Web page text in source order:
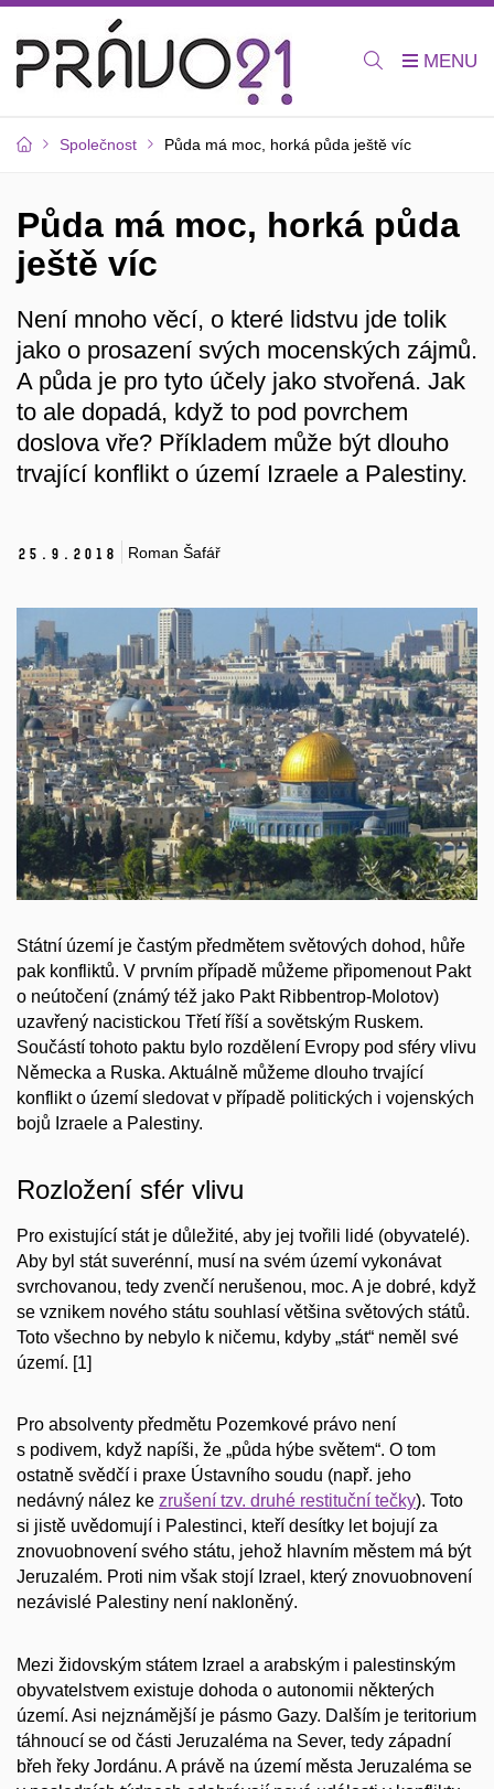
Společnost Půda má moc, horká půda ještě víc
Půda má moc, horká půda
ještě víc
Není mnoho věcí, o které lidstvu jde tolik
jako o prosazení svých mocenských zájmů.
A půda je pro tyto účely jako stvořená. Jak
to ale dopadá, když to pod povrchem
doslova vře? Příkladem může být dlouho
trvající konflikt o území Izraele a Palestiny.
25. 9. 2018 Roman Šafář
Státní území je častým předmětem světových dohod, hůře
pak konfliktů. V prvním případě můžeme připomenout Pakt
o neútočení (známý též jako Pakt Ribbentrop-Molotov)
uzavřený nacistickou Třetí říší a sovětským Ruskem.
Součástí tohoto paktu bylo rozdělení Evropy pod sféry vlivu
Německa a Ruska. Aktuálně můžeme dlouho trvající
konflikt o území sledovat v případě politických i vojenských
bojů Izraele a Palestiny.
Rozložení sfér vlivu
Pro existující stát je důležité, aby jej tvořili lidé (obyvatelé).
Aby byl stát suverénní, musí na svém území vykonávat
svrchovanou, tedy zvenčí nerušenou, moc. A je dobré, když
se vznikem nového státu souhlasí většina světových států.
Toto všechno by nebylo k ničemu, kdyby „stát“ neměl své
území. [1]
Pro absolventy předmětu Pozemkové právo není
s podivem, když napíši, že „půda hýbe světem“. O tom
ostatně svědčí i praxe Ústavního soudu (např. jeho
nedávný nález ke zrušení tzv. druhé restituční tečky). Toto
si jistě uvědomují i Palestinci, kteří desítky let bojují za
znovuobnovení svého státu, jehož hlavním městem má být
Jeruzalém. Proti nim však stojí Izrael, který znovuobnovení
nezávislé Palestiny není nakloněný.
Mezi židovským státem Izrael a arabským i palestinským
obyvatelstvem existuje dohoda o autonomii některých
území. Asi nejznámější je pásmo Gazy. Dalším je teritorium
táhnoucí se od části Jeruzaléma na Sever, tedy západní
břeh řeky Jordánu. A právě na území města Jeruzaléma se